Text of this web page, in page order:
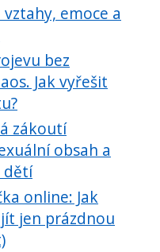
emoce a
bez
Jak vyřešit
zákoutí
obsah a
dětí
online: Jak
jen prázdnou